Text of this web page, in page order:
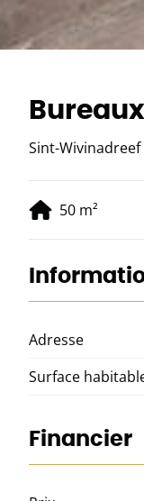
Bureaux
Sint-
50 m²
Adresse
Surface
Financier